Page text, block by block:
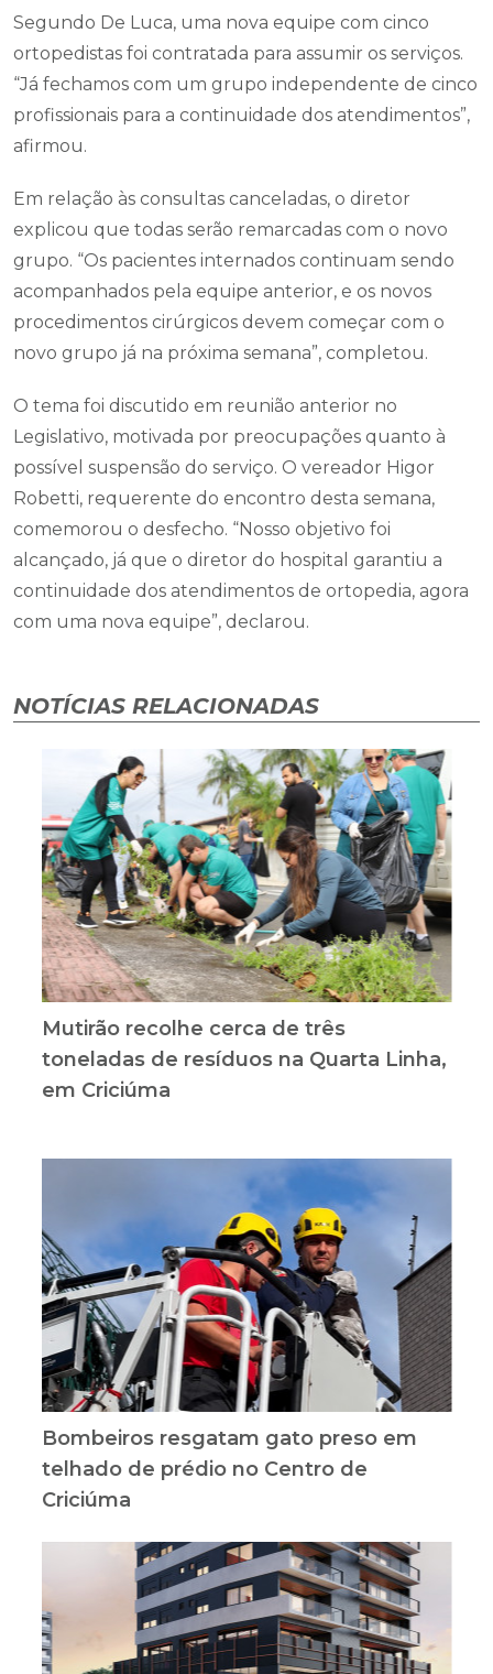
Segundo De Luca, uma nova equipe com cinco
ortopedistas foi contratada para assumir os serviços.
“Já fechamos com um grupo independente de cinco
profissionais para a continuidade dos atendimentos”,
afirmou.
Em relação às consultas canceladas, o diretor
explicou que todas serão remarcadas com o novo
grupo. “Os pacientes internados continuam sendo
acompanhados pela equipe anterior, e os novos
procedimentos cirúrgicos devem começar com o
novo grupo já na próxima semana”, completou.
O tema foi discutido em reunião anterior no
Legislativo, motivada por preocupações quanto à
possível suspensão do serviço. O vereador Higor
Robetti, requerente do encontro desta semana,
comemorou o desfecho. “Nosso objetivo foi
alcançado, já que o diretor do hospital garantiu a
continuidade dos atendimentos de ortopedia, agora
com uma nova equipe”, declarou.
NOTÍCIAS RELACIONADAS
Mutirão recolhe cerca de três
toneladas de resíduos na Quarta Linha,
em Criciúma
Bombeiros resgatam gato preso em
telhado de prédio no Centro de
Criciúma